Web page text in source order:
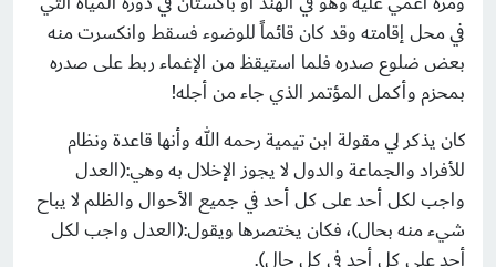
في محل إقامته وقد كان قائماً للوضوء فسقط وانكسرت منه
بعض ضلوع صدره فلما استيقظ من الإغماء ربط على صدره
بمحزم وأكمل المؤتمر الذي جاء من أجله!
كان يذكر لي مقولة ابن تيمية رحمه الله وأنها قاعدة ونظام
للأفراد والجماعة والدول لا يجوز الإخلال به وهي:(العدل
واجب لكل أحد على كل أحد في جميع الأحوال والظلم لا يباح
شيء منه بحال)، فكان يختصرها ويقول:(العدل واجب لكل
أحد على كل أحد في كل حال).